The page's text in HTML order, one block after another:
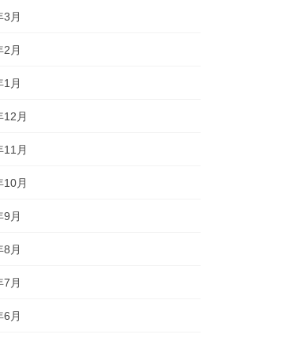
3月
2月
1月
12月
11月
10月
9月
8月
7月
6月